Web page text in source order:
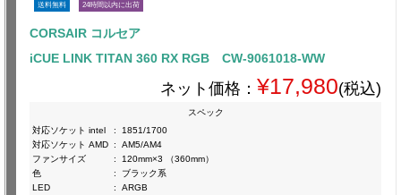
送料無料 24時間以内に出荷
CORSAIR コルセア
iCUE LINK TITAN 360 RX RGB CW-9061018-WW
ネット価格： ¥17,980(税込)
スペック
対応ソケット intel
:
1851/1700
対応ソケット AMD :
AM5/AM4
ファンサイズ
:
120mm×3 （360mm）
色
:
ブラック系
LED
: ARGB